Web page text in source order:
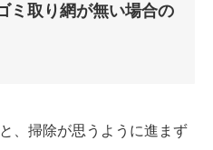
ミ取り網が無い場合の
、掃除が思うように進まず